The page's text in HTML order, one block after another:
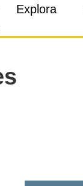
Explora